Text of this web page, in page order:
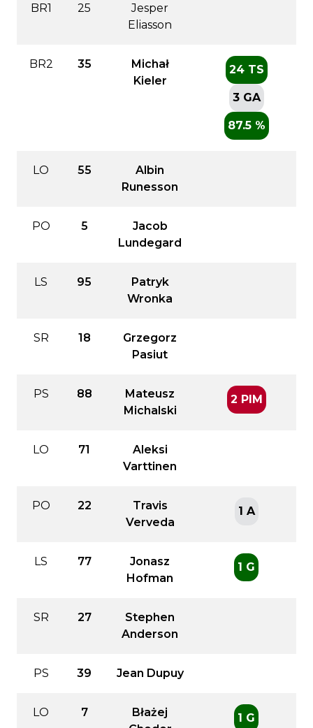
BR1 25
Jesper
Eliasson
BR2 35
Michał
Kieler
24 TS
3 GA
87.5 %
LO 55
Albin
Runesson
PO 5
Jacob
Lundegard
LS 95
Patryk
Wronka
SR 18
Grzegorz
Pasiut
PS 88
Mateusz
Michalski
2 PIM
LO 71
Aleksi
Varttinen
PO 22
Travis
Verveda
1 A
LS 77
Jonasz
Hofman
1 G
SR 27
Stephen
Anderson
PS 39 Jean Dupuy
LO 7
Błażej
1 G